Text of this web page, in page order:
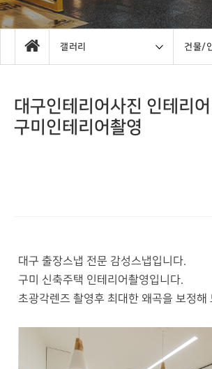
갤러리 건물/
대구인테리어사진 인테리
구미인테리어촬영
대구 출장스냅 전문 감성스냅입니다.
구미 신축주택 인테리어촬영입니다.
초광각렌즈 촬영후 최대한 왜곡을 보정해